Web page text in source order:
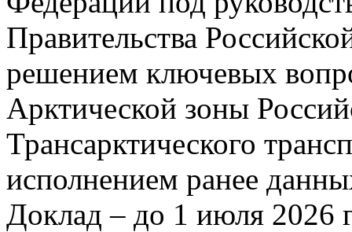
Правительства
решением ключевых
Арктической зоны
Трансарктического
исполнением ранее
Доклад – до 1 июля 2026